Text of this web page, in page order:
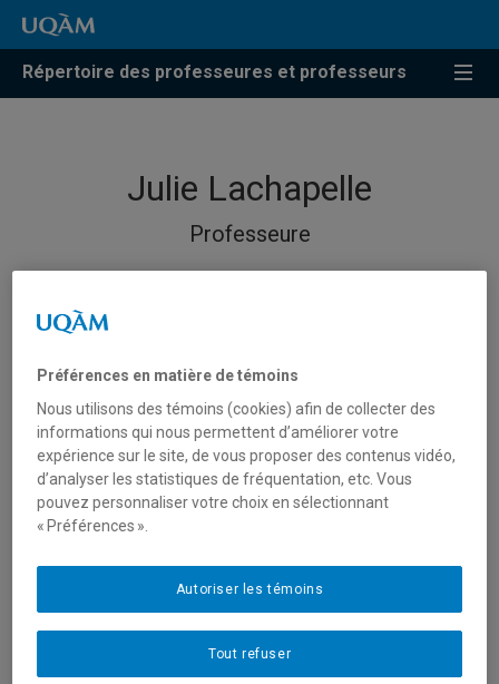
Répertoire des professeures et professeurs
Julie Lachapelle
Professeure
Préférences en matière de témoins
Nous utilisons des témoins (cookies) afin de collecter des
informations qui nous permettent d’améliorer votre
expérience sur le site, de vous proposer des contenus vidéo,
d’analyser les statistiques de fréquentation, etc. Vous
pouvez personnaliser votre choix en sélectionnant
« Préférences ».
Tout refuser
Autoriser les témoins